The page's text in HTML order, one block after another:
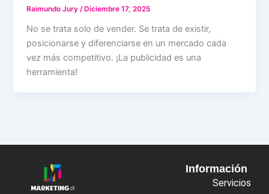
Raimundo Jury/Diciembre 17, 2025
No se trata solo de vender. Se trata de existir,
posicionarse y diferenciarse en un mercado cada
vez más competitivo. ¡La publicidad es una
herramienta!
Información
Servicios